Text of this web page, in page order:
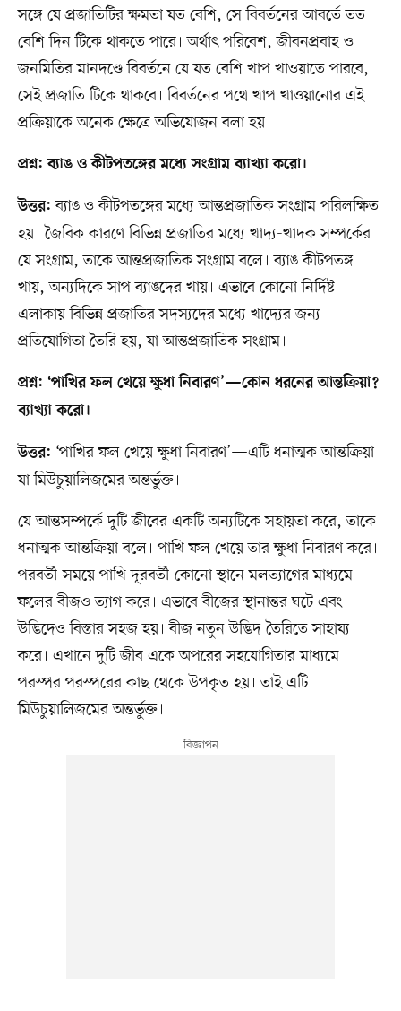
সঙ্গে যে প্রজাতিটির ক্ষমতা যত বেশি, সে বিবর্তনের আবর্তে তত
বেশি দিন টিকে থাকতে পারে। অর্থাৎ পরিবেশ, জীবনপ্রবাহ ও
জনমিতির মানদণ্ডে বিবর্তনে যে যত বেশি খাপ খাওয়াতে পারবে,
সেই প্রজাতি টিকে থাকবে। বিবর্তনের পথে খাপ খাওয়ানোর এই
প্রক্রিয়াকে অনেক ক্ষেত্রে অভিযোজন বলা হয়।
প্রশ্ন: ব্যাঙ ও কীটপতঙ্গের মধ্যে সংগ্রাম ব্যাখ্যা করো।
উত্তর:ব্যাঙ ও কীটপতঙ্গের মধ্যে আন্তপ্রজাতিক সংগ্রাম পরিলক্ষিত
হয়। জৈবিক কারণে বিভিন্ন প্রজাতির মধ্যে খাদ্য-খাদক সম্পর্কের
যে সংগ্রাম, তাকে আন্তপ্রজাতিক সংগ্রাম বলে। ব্যাঙ কীটপতঙ্গ
খায়, অন্যদিকে সাপ ব্যাঙদের খায়। এভাবে কোনো নির্দিষ্ট
এলাকায় বিভিন্ন প্রজাতির সদস্যদের মধ্যে খাদ্যের জন্য
প্রতিযোগিতা তৈরি হয়, যা আন্তপ্রজাতিক সংগ্রাম।
প্রশ্ন: ‘পাখির ফল খেয়ে ক্ষুধা নিবারণ’—কোন ধরনের আন্তক্রিয়া?
ব্যাখ্যা করো।
উত্তর: ‘পাখির ফল খেয়ে ক্ষুধা নিবারণ’—এটি ধনাত্মক আন্তক্রিয়া
যা মিউচুয়ালিজমের অন্তর্ভুক্ত।
যে আন্তসম্পর্কে দুটি জীবের একটি অন্যটিকে সহায়তা করে, তাকে
ধনাত্মক আন্তক্রিয়া বলে। পাখি ফল খেয়ে তার ক্ষুধা নিবারণ করে।
পরবর্তী সময়ে পাখি দূরবর্তী কোনো স্থানে মলত্যাগের মাধ্যমে
ফলের বীজও ত্যাগ করে। এভাবে বীজের স্থানান্তর ঘটে এবং
উদ্ভিদেও বিস্তার সহজ হয়। বীজ নতুন উদ্ভিদ তৈরিতে সাহায্য
করে। এখানে দুটি জীব একে অপরের সহযোগিতার মাধ্যমে
পরস্পর পরস্পরের কাছ থেকে উপকৃত হয়। তাই এটি
মিউচুয়ালিজমের অন্তর্ভুক্ত।